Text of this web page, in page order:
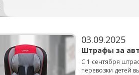
03.09.2025
Штрафы за
С 1 сентября
перевозки детей